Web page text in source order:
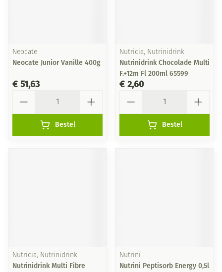
Neocate
Neocate Junior Vanille 400g
€ 51,63
Bestel
Nutricia, Nutrinidrink
Nutrinidrink Chocolade Multi
F.+12m Fl 200ml 65599
€ 2,60
Bestel
Nutricia, Nutrinidrink
Nutrinidrink Multi Fibre
Nutrini
Nutrini Peptisorb Energy 0,5l